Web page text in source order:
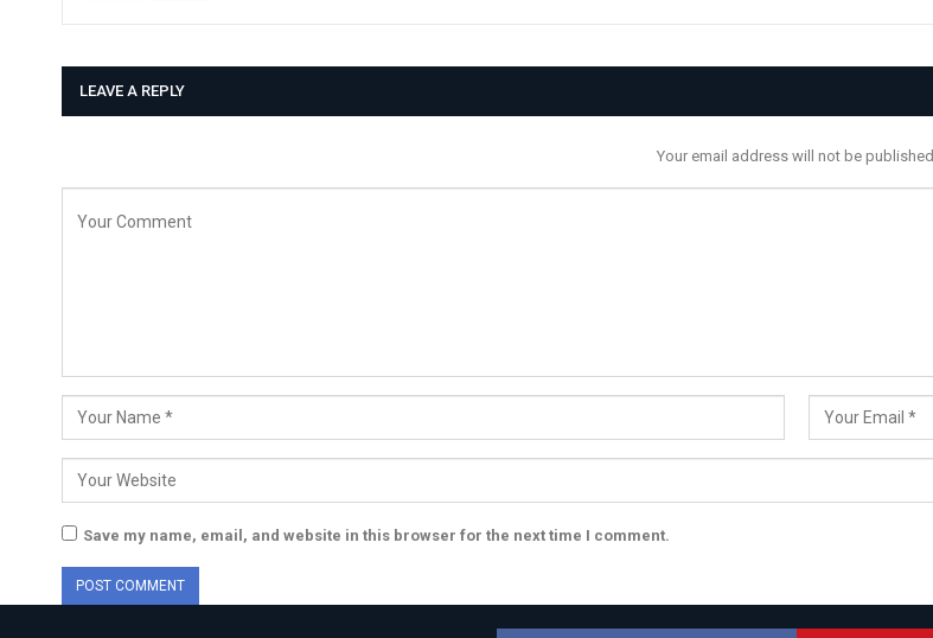
LEAVE A REPLY
Your email address will not be published.
Save my name, email, and website in this browser for the next time I comment.